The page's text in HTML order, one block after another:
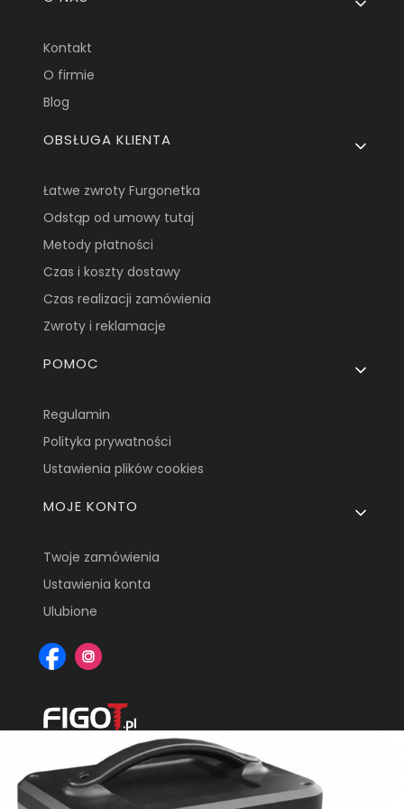
Kontakt
O firmie
Blog
OBSŁUGA KLIENTA
Łatwe zwroty Furgonetka
Odstąp od umowy tutaj
Metody płatności
Czas i koszty dostawy
Czas realizacji zamówienia
Zwroty i reklamacje
POMOC
Regulamin
Polityka prywatności
Ustawienia plików cookies
MOJE KONTO
Twoje zamówienia
Ustawienia konta
Ulubione
Figot.pl